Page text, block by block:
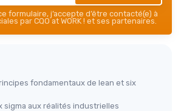
formulaire, j’accepte d’être contacté(e) à
par CQO at WORK ! et ses partenaires.
fondamentaux de lean et six
sigma aux réalités industrielles